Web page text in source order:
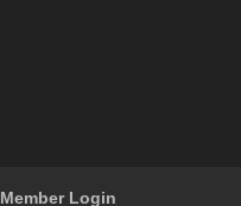
Member Login